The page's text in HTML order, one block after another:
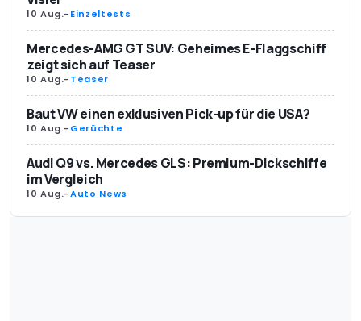
10 Aug.-Einzeltests
Mercedes-AMG GT SUV: Geheimes E-Flaggschiff
zeigt sich auf Teaser
10 Aug.-Teaser
Baut VW einen exklusiven Pick-up für die USA?
10 Aug.-Gerüchte
Audi Q9 vs. Mercedes GLS: Premium-Dickschiffe
im Vergleich
10 Aug.-Auto News